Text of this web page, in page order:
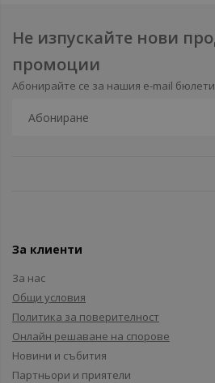
Не изпускайте нови
промоции
Абонирайте се за нашия e-mail
За клиенти
За нас
Общи условия
Политика за поверителност
Онлайн решаване на спорове
Новини и събития
Партньори и приятели